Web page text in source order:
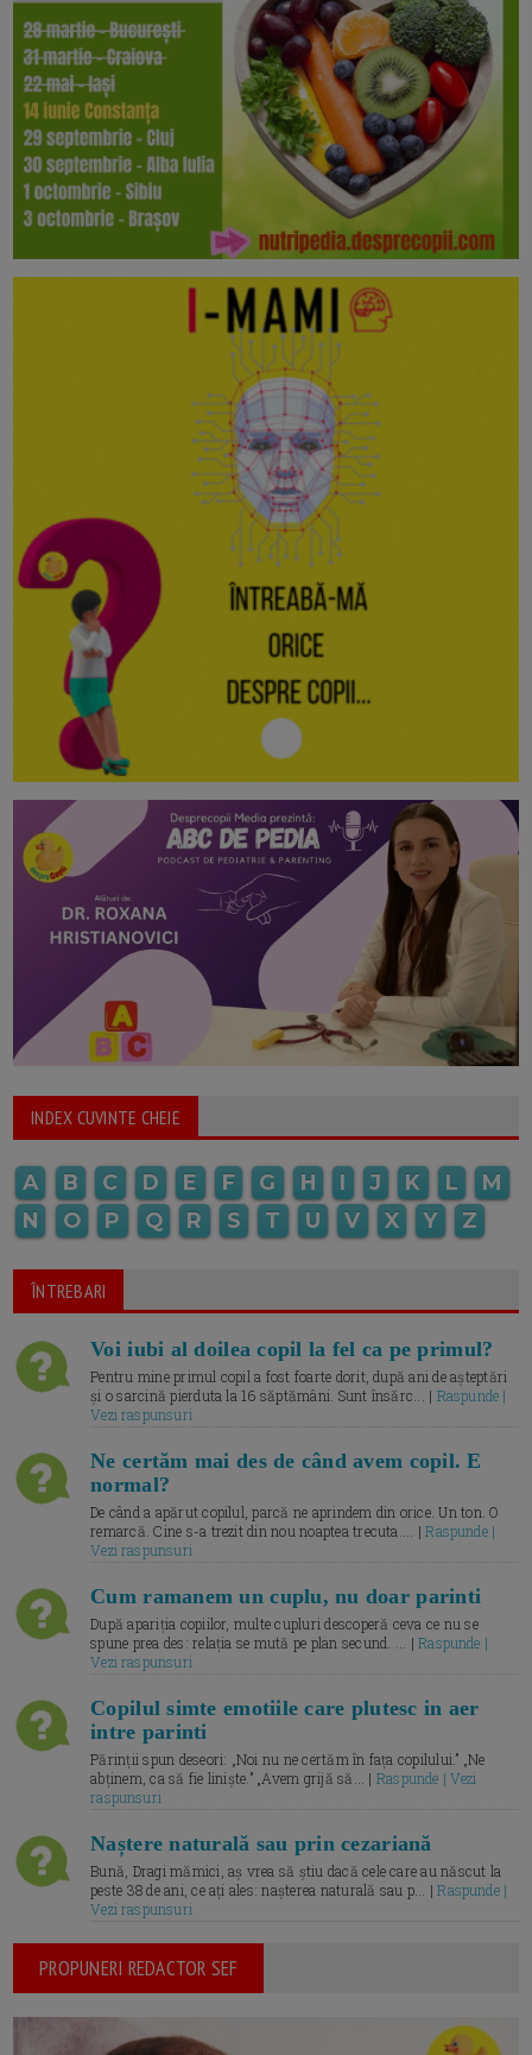
INDEX CUVINTE CHEIE
A B C D E F G H I J K L
M
N
O P Q R S T U V X Y Z
ÎNTREBARI
Voi iubi al doilea copil la fel ca pe primul?
Pentru mine primul copil a fost foarte dorit, după ani de așteptări
și o sarcină pierduta la 16 săptămâni. Sunt însărc... | Raspunde |
Vezi raspunsuri
Ne certăm mai des de când avem copil. E
normal?
De când a apărut copilul, parcă ne aprindem din orice. Un ton. O
remarcă. Cine s-a trezit din nou noaptea trecuta.... |Raspunde |
Vezi raspunsuri
Cum ramanem un cuplu, nu doar parinti
După apariția copiilor, multe cupluri descoperă ceva ce nu se
spune prea des: relația se mută pe plan secund. ... |Raspunde |
Vezi raspunsuri
Copilul simte emotiile care plutesc in aer
intre parinti
Părinții spun deseori: „Noi nu ne certăm în fața copilului.” „Ne
abținem, ca să fie liniște.” „Avem grijă să... | Raspunde | Vezi
raspunsuri
Naștere naturală sau prin cezariană
Bună, Dragi mămici, aș vrea să știu dacă cele care au născut la
peste 38 de ani, ce ați ales: nașterea naturală sau p... |Raspunde |
Vezi raspunsuri
PROPUNERI REDACTOR SEF